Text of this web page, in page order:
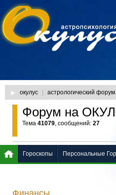
окулус астрологический форум
Форум на
Тема 41079, сообщений: 27
Финансы
Гороскопы Персональные